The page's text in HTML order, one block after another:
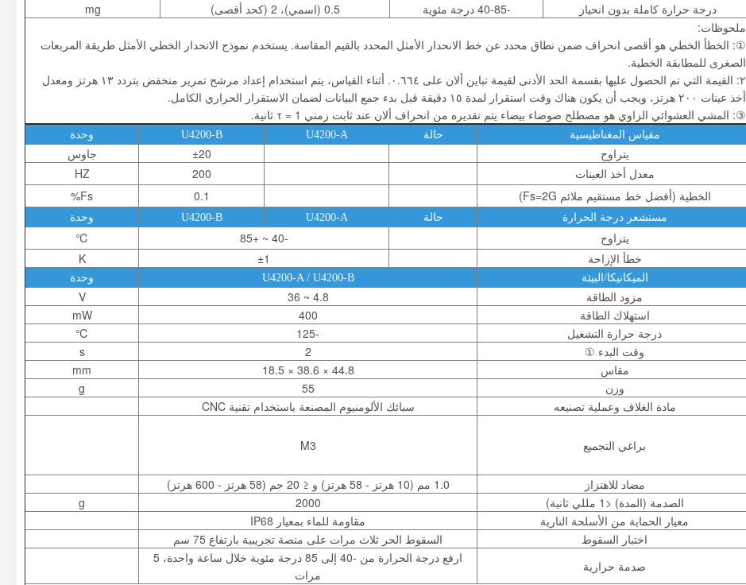
درجة حرارة كاملة بدون انحياز
-40-85 درجة مئوية 0.5 (اسمي)، 2 (كحد أقصى)
mg
ملحوظات:
①: الخطأ الخطي هو أقصى انحراف ضمن نطاق محدد عن خط الانحدار الأمثل المحدد بالقيم المقاسة. يستخدم نموذج الانحدار الخطي الأمثل طريقة المربعات
الصغرى للمطابقة الخطية.
٢: القيمة التي تم الحصول عليها بقسمة الحد الأدنى لقيمة تباين ألان على ٠.٦٦٤. أثناء القياس، يتم استخدام إعداد مرشح تمرير منخفض بتردد ١٣ هرتز ومعدل
أخذ عينات ٢٠٠ هرتز، ويجب أن يكون هناك وقت استقرار لمدة ١٥ دقيقة قبل بدء جمع البيانات لضمان الاستقرار الحراري الكامل.
③: المشي العشوائي الزاوي هو مصطلح ضوضاء بيضاء يتم تقديره من انحراف ألان عند ثابت زمني τ = 1 ثانية.
مقياس المغناطيسية حالة U4200-A
U4200-B وحدة
يتراوح ±20
جاوس
معدل أخذ العينات
200
HZ
الخطية (أفضل خط مستقيم ملائم Fs=2G)
0.1
Fs%
مستشعر درجة الحرارة حالة U4200-A
U4200-B وحدة
يتراوح -40 ~ +85
℃
خطأ الإزاحة
±1
K
الميكانيكا/البيئة U4200-A / U4200-B وحدة
مزود الطاقة 4.8 ~ 36
V
استهلاك الطاقة
400
mW
درجة حرارة التشغيل
-125
℃
وقت البدء ①
2
s
مقاس
44.8 × 38.6 × 18.5
mm
وزن
55
g
مادة الغلاف وعملية تصنيعه
سبائك الألومنيوم المصنعة باستخدام تقنية CNC
براغي التجميع M3
مضاد للاهتزاز
1.0 مم (10 هرتز - 58 هرتز) و ≤ 20 جم (58 هرتز - 600 هرتز)
الصدمة (المدة) <1 مللي ثانية)
2000
g
معيار الحماية من الأسلحة النارية
مقاومة للماء بمعيار IP68
اختبار السقوط
السقوط الحر ثلاث مرات على منصة تجريبية بارتفاع 75 سم
صدمة حرارية
ارفع درجة الحرارة من -40 إلى 85 درجة مئوية خلال ساعة واحدة، 5
مرات